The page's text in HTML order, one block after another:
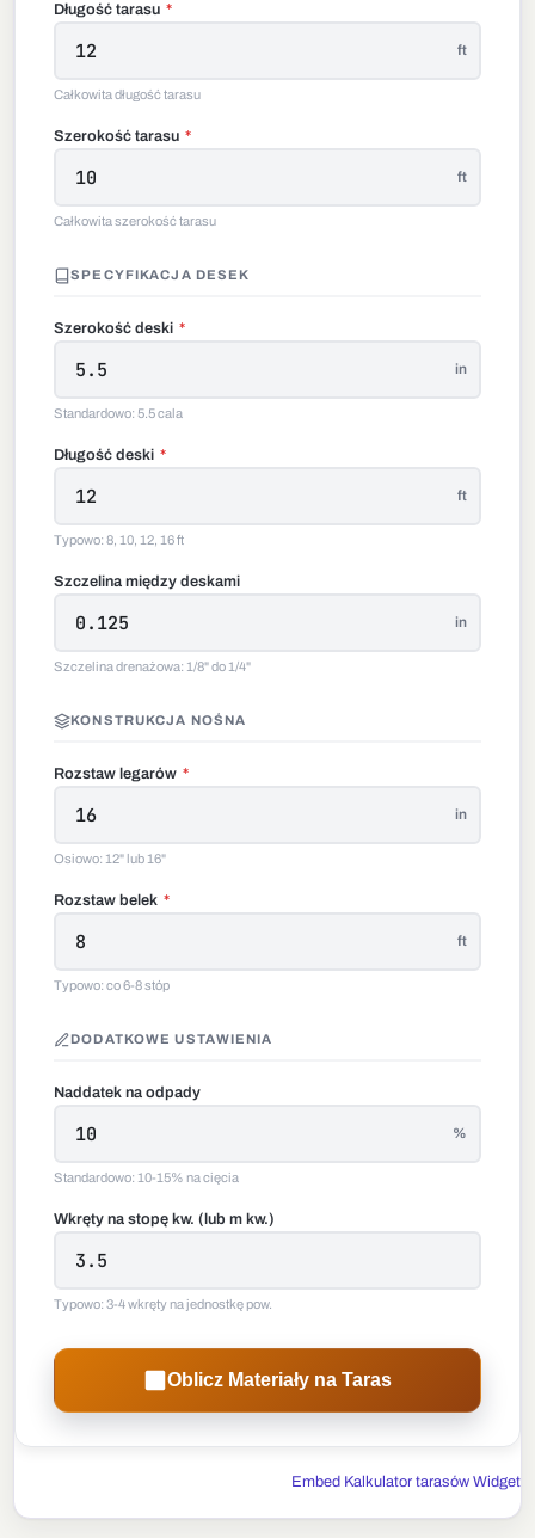
Długość tarasu *
ft
Całkowita długość tarasu
Szerokość tarasu *
ft
Całkowita szerokość tarasu
SPECYFIKACJA DESEK
Szerokość deski *
in
Standardowo: 5.5 cala
Długość deski *
ft
Typowo: 8, 10, 12, 16 ft
Szczelina między deskami
in
Szczelina drenażowa: 1/8" do 1/4"
KONSTRUKCJA NOŚNA
Rozstaw legarów *
in
Osiowo: 12" lub 16"
Rozstaw belek *
ft
Typowo: co 6-8 stóp
DODATKOWE USTAWIENIA
Naddatek na odpady
%
Standardowo: 10-15% na cięcia
Wkręty na stopę kw. (lub m kw.)
Typowo: 3-4 wkręty na jednostkę pow.
Oblicz Materiały na Taras
Embed Kalkulator tarasów Widget